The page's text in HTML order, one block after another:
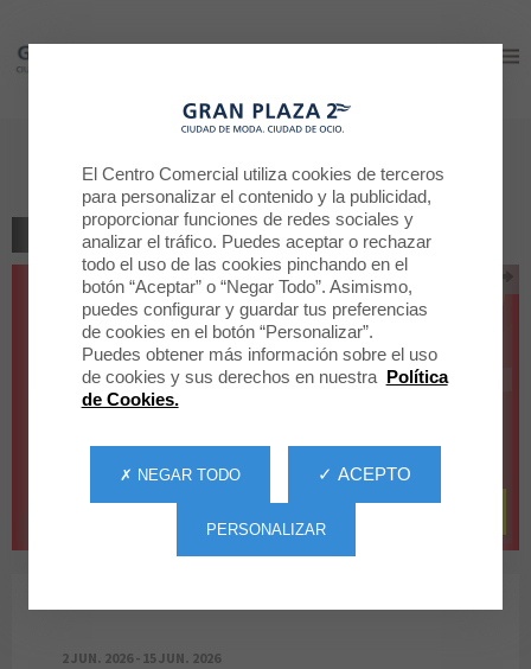
Gran Plaza 2
TRAFICO 12
VOLVER AL LISTADO
2 JUN. 2026 - 15 JUN. 2026
Gran Plaza 2
El Centro Comercial utiliza cookies de terceros
para personalizar el contenido y la publicidad,
proporcionar funciones de redes sociales y
analizar el tráfico. Puedes aceptar o rechazar
todo el uso de las cookies pinchando en el
botón “Aceptar” o “Negar Todo”. Asimismo,
puedes configurar y guardar tus preferencias
de cookies en el botón “Personalizar”.
Puedes obtener más información sobre el uso
de cookies y sus derechos en nuestra Política
de Cookies.
✓ ACEPTO
✗ NEGAR TODO
PERSONALIZAR